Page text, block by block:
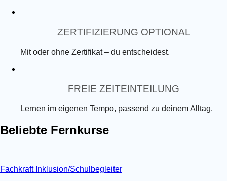
ZERTIFIZIERUNG OPTIONAL
Mit oder ohne Zertifikat – du entscheidest.
FREIE ZEITEINTEILUNG
Lernen im eigenen Tempo, passend zu deinem Alltag.
Beliebte Fernkurse
Fachkraft Inklusion/Schulbegleiter